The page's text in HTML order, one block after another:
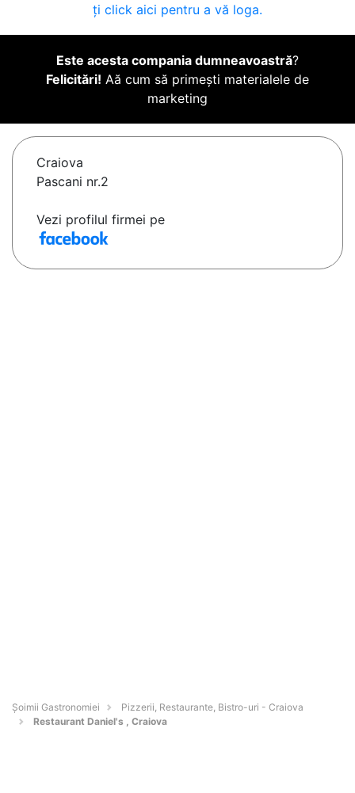
ți click aici pentru a vă loga.
Este acesta compania dumneavoastră?
Felicitări! Aă cum să primești materialele de
marketing
Craiova
Pascani nr.2
Vezi profilul firmei pe
Șoimii Gastronomiei
Pizzerii, Restaurante, Bistro-uri - Craiova
Restaurant Daniel's , Craiova